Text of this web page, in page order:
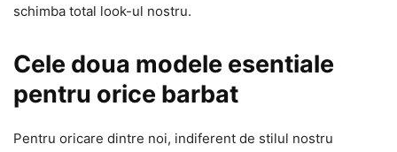
schimba total look-ul nostru.
Cele doua modele esentiale
pentru orice barbat
Pentru oricare dintre noi, indiferent de stilul nostru